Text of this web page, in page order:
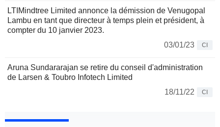
LTIMindtree Limited annonce la démission de Venugopal
Lambu en tant que directeur à temps plein et président, à
compter du 10 janvier 2023.
03/01/23
CI
Aruna Sundararajan se retire du conseil d'administration
de Larsen & Toubro Infotech Limited
18/11/22
CI